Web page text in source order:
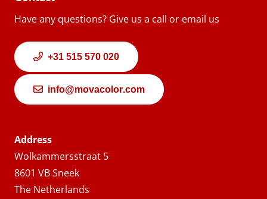
Have any questions? Give us a call or email us
+31 515 570 020
info@movacolor.com
Address
Wolkammersstraat 5
8601 VB Sneek
The Netherlands